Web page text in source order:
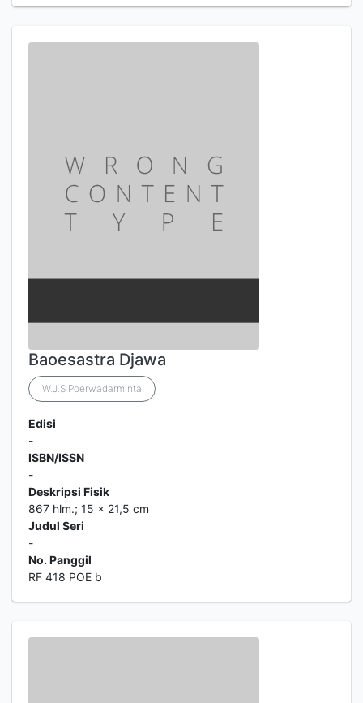
Baoesastra Djawa
W.J.S Poerwadarminta
Edisi
-
ISBN/ISSN
-
Deskripsi Fisik
867 hlm.; 15 x 21,5 cm
Judul Seri
-
No. Panggil
RF 418 POE b